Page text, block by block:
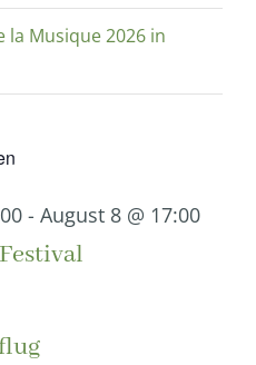
la Musique 2026 in
- August 8 @ 17:00